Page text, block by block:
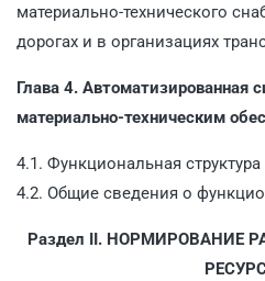
материально-технического
дорогах и в организациях
Глава 4. Автоматизированная
материально-техническим
4.1. Функциональная
4.2. Общие сведения о
Раздел II. НОРМИРОВАНИЕ